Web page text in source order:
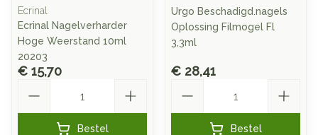
Ecrinal
Ecrinal Nagelverharder
Hoge Weerstand 10ml
20203
€ 15,70
Bestel
Urgo Beschadigd.nagels
Oplossing Filmogel Fl
3,3ml
€ 28,41
Bestel